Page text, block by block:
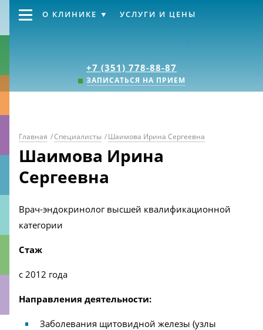
+7 (351) 778-88-87
ЗАПИСАТЬСЯ НА ПРИЕМ
О КЛИНИКЕ УСЛУГИ И ЦЕНЫ
Главная /Специалисты /Шаимова Ирина Сергеевна
Шаимова Ирина
Сергеевна
Врач-эндокринолог высшей квалификационной
категории
Стаж
с 2012 года
Направления деятельности:
Заболевания щитовидной железы (узлы